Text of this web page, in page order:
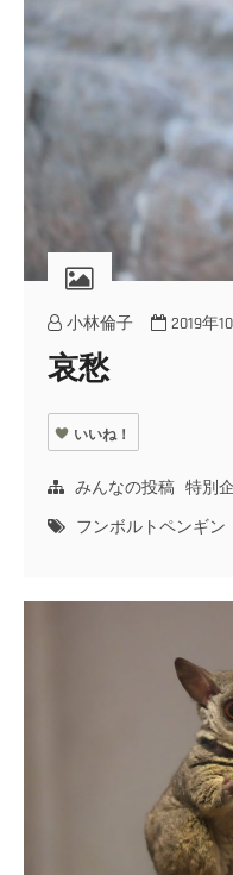
小林倫子 2019年
哀愁
いいね！
みんなの投稿 特別
フンボルトペンギン